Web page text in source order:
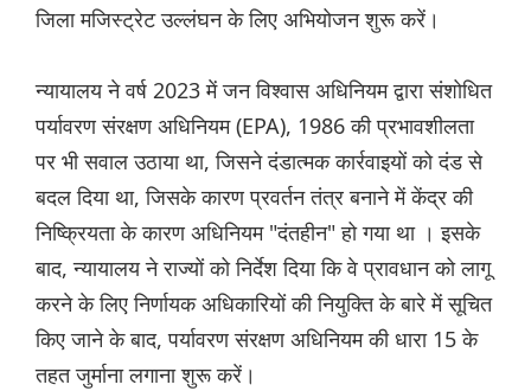
जिला मजिस्ट्रेट उल्लंघन के लिए अभियोजन शुरू करें।
न्यायालय ने वर्ष 2023 में जन विश्वास अधिनियम द्वारा संशोधित
पर्यावरण संरक्षण अधिनियम (EPA), 1986 की प्रभावशीलता
पर भी सवाल उठाया था, जिसने दंडात्मक कार्रवाइयों को दंड से
बदल दिया था, जिसके कारण प्रवर्तन तंत्र बनाने में केंद्र की
निष्क्रियता के कारण अधिनियम "दंतहीन" हो गया था । इसके
बाद, न्यायालय ने राज्यों को निर्देश दिया कि वे प्रावधान को लागू
करने के लिए निर्णायक अधिकारियों की नियुक्ति के बारे में सूचित
किए जाने के बाद, पर्यावरण संरक्षण अधिनियम की धारा 15 के
तहत जुर्माना लगाना शुरू करें।